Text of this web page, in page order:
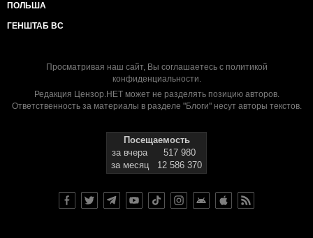
ПОЛЬША
ГЕНШТАБ ВС
Просматривая наш сайт, Вы соглашаетесь с политикой
конфиденциальности.
Редакция Цензор.НЕТ может не разделять позицию авторов.
Ответственность за материалы в разделе "Блоги" несут авторы текстов.
Посещаемость
за вчера
517 980
за месяц
12 586 370